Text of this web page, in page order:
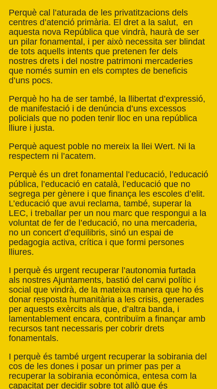
Perquè cal l’aturada de les privatitzacions dels
centres d’atenció primària. El dret a la salut, en
aquesta nova República que vindrà, haurà de ser
un pilar fonamental, i per això necessita ser blindat
de tots aquells intents que pretenen fer dels
nostres drets i del nostre patrimoni mercaderies
que només sumin en els comptes de beneficis
d’uns pocs.
Perquè ho ha de ser també, la llibertat d’expressió,
de manifestació i de denúncia d’uns excessos
policials que no poden tenir lloc en una república
lliure i justa.
Perquè aquest poble no mereix la llei Wert. Ni la
respectem ni l’acatem.
Perquè és un dret fonamental l’educació, l’educació
pública, l’educació en català, l’educació que no
segrega per gènere i que finança les escoles d’elit.
L’educació que avui reclama, també, superar la
LEC, i treballar per un nou marc que respongui a la
voluntat de fer de l’educació, no una mercaderia,
no un concert d’equilibris, sinó un espai de
pedagogia activa, crítica i que formi persones
lliures.
I perquè és urgent recuperar l’autonomia furtada
als nostres Ajuntaments, bastió del canvi polític i
social que vindrà, de la mateixa manera que ho és
donar resposta humanitària a les crisis, generades
per aquests exèrcits als que, d’altra banda, i
lamentablement encara, contribuïm a finançar amb
recursos tant necessaris per cobrir drets
fonamentals.
I perquè és també urgent recuperar la sobirania del
cos de les dones i posar un primer pas per a
recuperar la sobirania econòmica, entesa com la
capacitat per decidir sobre tot allò que és